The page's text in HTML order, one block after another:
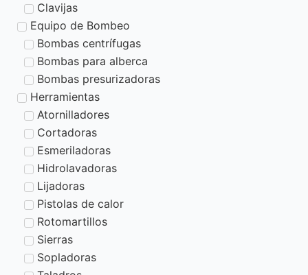
Clavijas
Equipo de Bombeo
Bombas centrífugas
Bombas para alberca
Bombas presurizadoras
Herramientas
Atornilladores
Cortadoras
Esmeriladoras
Hidrolavadoras
Lijadoras
Pistolas de calor
Rotomartillos
Sierras
Sopladoras